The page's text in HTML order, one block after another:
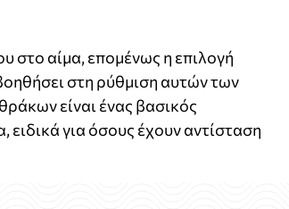
στο αίμα, επομένως η επιλογή
στη ρύθμιση αυτών των
είναι ένας βασικός
για όσους έχουν αντίσταση